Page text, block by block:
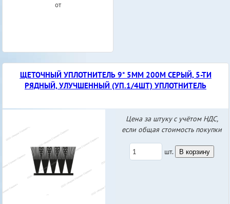
от
ЩЕТОЧНЫЙ УПЛОТНИТЕЛЬ 9* 5ММ 200М СЕРЫЙ, 5-ТИ
РЯДНЫЙ, УЛУЧШЕННЫЙ (УП.1/4ШТ) УПЛОТНИТЕЛЬ
Цена за штуку с учётом НДС,
если общая стоимость покупки
шт. В корзину